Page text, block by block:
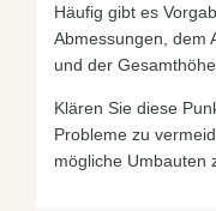
Häufig gibt es
Abmessungen, dem
und der
Klären Sie diese
Probleme zu
mögliche Umbauten